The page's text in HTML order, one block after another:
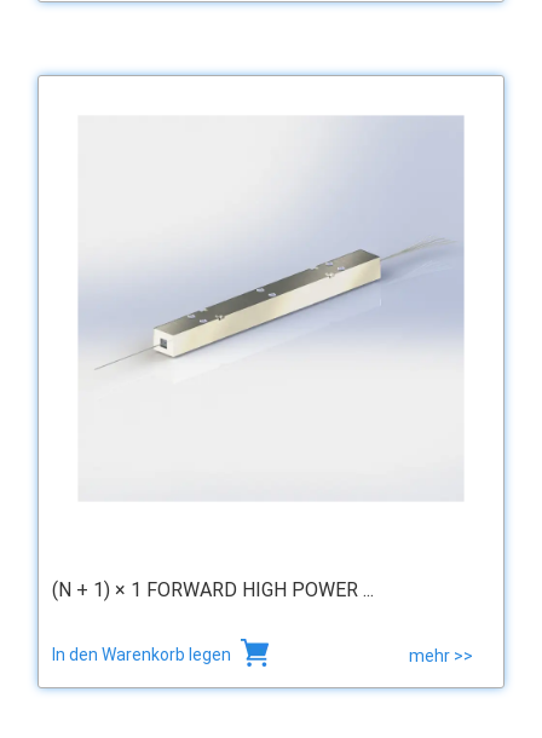
(N + 1) × 1 FORWARD HIGH POWER ...
In den Warenkorb legen mehr >>